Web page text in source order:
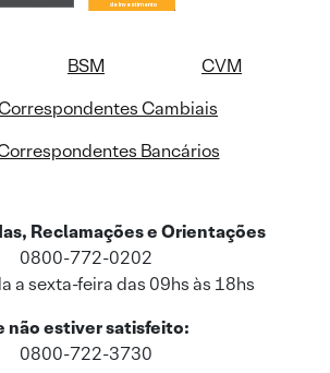
BSM
CVM
Cambiais
Bancários
Reclamações e Orientações
0800-772-0202
a sexta-feira das 09hs às 18hs
não estiver satisfeito:
0800-722-3730